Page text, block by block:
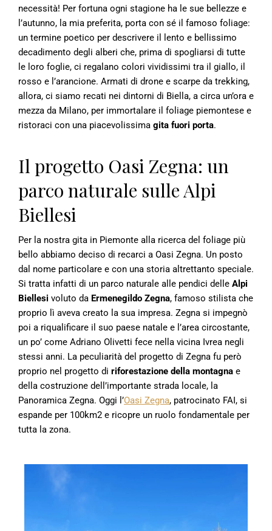
necessità! Per fortuna ogni stagione ha le sue bellezze e
l’autunno, la mia preferita, porta con sé il famoso foliage:
un termine poetico per descrivere il lento e bellissimo
decadimento degli alberi che, prima di spogliarsi di tutte
le loro foglie, ci regalano colori vividissimi tra il giallo, il
rosso e l’arancione. Armati di drone e scarpe da trekking,
allora, ci siamo recati nei dintorni di Biella, a circa un’ora e
mezza da Milano, per immortalare il foliage piemontese e
ristoraci con una piacevolissima gita fuori porta.
Il progetto Oasi Zegna: un
parco naturale sulle Alpi
Biellesi
Per la nostra gita in Piemonte alla ricerca del foliage più
bello abbiamo deciso di recarci a Oasi Zegna. Un posto
dal nome particolare e con una storia altrettanto speciale.
Si tratta infatti di un parco naturale alle pendici delle Alpi
Biellesi voluto da Ermenegildo Zegna, famoso stilista che
proprio lì aveva creato la sua impresa. Zegna si impegnò
poi a riqualificare il suo paese natale e l’area circostante,
un po’ come Adriano Olivetti fece nella vicina Ivrea negli
stessi anni. La peculiarità del progetto di Zegna fu però
proprio nel progetto di riforestazione della montagna e
della costruzione dell’importante strada locale, la
Panoramica Zegna. Oggi l’Oasi Zegna, patrocinato FAI, si
espande per 100km2 e ricopre un ruolo fondamentale per
tutta la zona.